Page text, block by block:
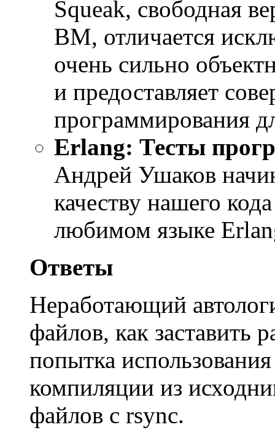
Squeak, свободная
ВМ, отличается
очень сильно
и предоставляет
программирования
Erlang: Тесты
Андрей Ушаков
качеству нашего
любимом языке
Ответы
Неработающий
файлов, как заставить
попытка
компиляции из
файлов с rsync.